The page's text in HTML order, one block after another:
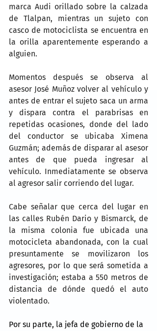
marca Audi orillado sobre la calzada
de Tlalpan, mientras un sujeto con
casco de motociclista se encuentra en
la orilla aparentemente esperando a
alguien.
Momentos después se observa al
asesor José Muñoz volver al vehículo y
antes de entrar el sujeto saca un arma
y dispara contra el parabrisas en
repetidas ocasiones, donde del lado
del conductor se ubicaba Ximena
Guzmán; además de disparar al asesor
antes de que pueda ingresar al
vehículo. Inmediatamente se observa
al agresor salir corriendo del lugar.
Cabe señalar que cerca del lugar en
las calles Rubén Dario y Bismarck, de
la misma colonia fue ubicada una
motocicleta abandonada, con la cual
presuntamente se movilizaron los
agresores, por lo que será sometida a
investigación; estaba a 550 metros de
distancia de dónde quedó el auto
violentado.
Por su parte, la jefa de gobierno de la